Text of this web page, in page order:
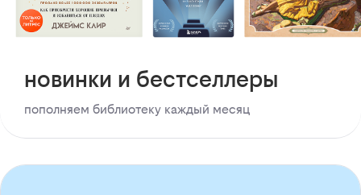
новинки и бестселлеры
пополняем библиотеку каждый месяц